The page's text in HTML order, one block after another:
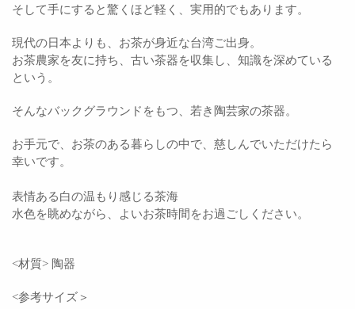
そして手にすると驚くほど軽く、 実用的でもあります。
現代の日本よりも、お茶が身近な台湾ご出身。
お茶農家を友に持ち、古い茶器を収集し、知識を深めている
という。
そんなバックグラウンドをもつ、若き陶芸家の茶器。
お手元で、お茶のある暮らしの中で、慈しんでいただけたら
幸いです。
表情ある白の温もり感じる茶海
水色を眺めながら、よいお茶時間をお過ごしください。
<材質> 陶器
<参考サイズ＞